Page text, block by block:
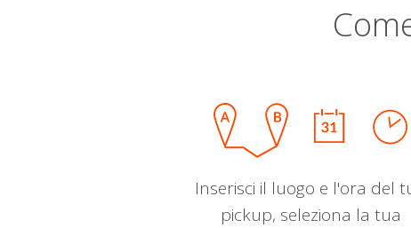
Inserisci il luogo e l'ora del
pickup, seleziona la tua